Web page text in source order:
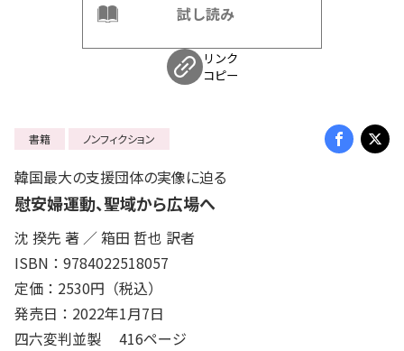
試し読み
リンク
コピー
書籍 ノンフィクション
韓国最大の支援団体の実像に迫る
慰安婦運動、聖域から広場へ
沈 揆先 著 ／ 箱田 哲也 訳者
ISBN：9784022518057
定価：2530円（税込）
発売日：2022年1月7日
四六変判並製 416ページ